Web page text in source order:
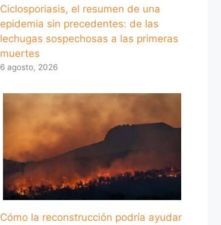
Ciclosporiasis, el resumen de una
epidemia sin precedentes: de las
lechugas sospechosas a las primeras
muertes
6 agosto, 2026
Cómo la reconstrucción podría ayudar